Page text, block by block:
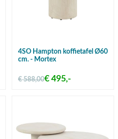
4SO Hampton koffietafel Ø60
cm. - Mortex
€ 588,00€ 495,-